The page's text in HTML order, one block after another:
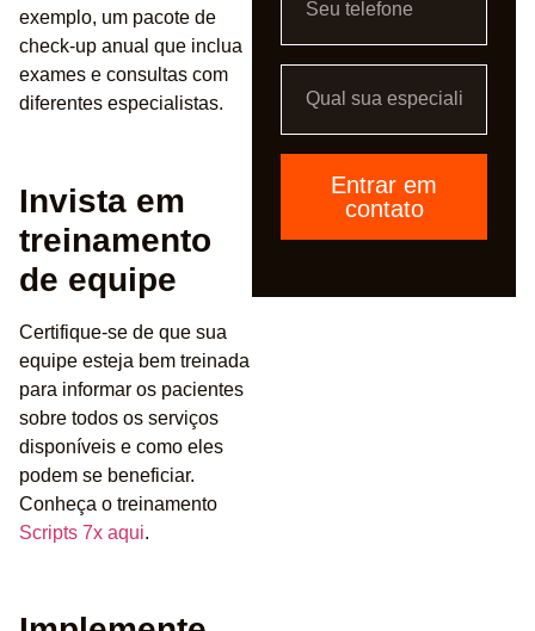
Entrar em
contato
exemplo, um pacote de
check-up anual que inclua
exames e consultas com
diferentes especialistas.
Invista em
treinamento
de equipe
Certifique-se de que sua
equipe esteja bem treinada
para informar os pacientes
sobre todos os serviços
disponíveis e como eles
podem se beneficiar.
Conheça o treinamento
Scripts 7x aqui.